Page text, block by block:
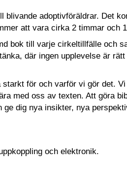
adoptivföräldrar. Det
att vara cirka 2 timmar och
bok till varje cirkeltillfälle och
där ingen upplevelse är
för och varför vi gör det.
med oss av texten. Att göra
dig nya insikter, nya
och elektronik.